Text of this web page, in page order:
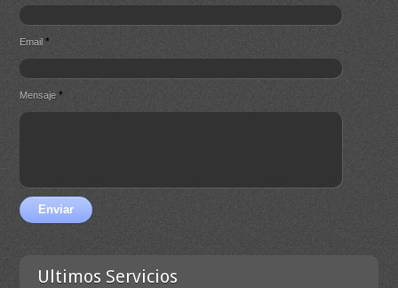
Email*
Mensaje*
Enviar
Ultimos Servicios